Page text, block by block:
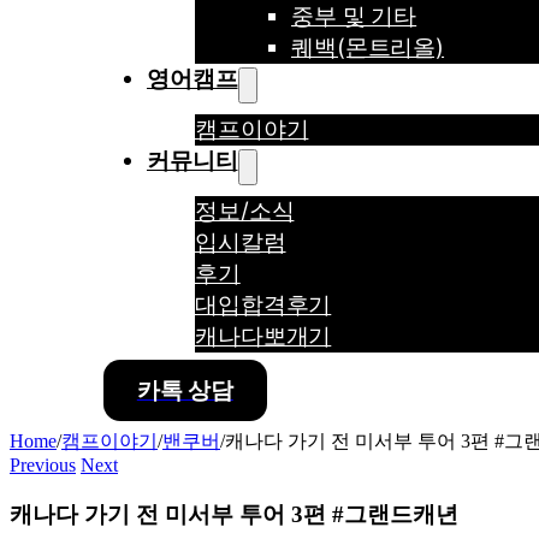
중부 및 기타
퀘백(몬트리올)
영어캠프
캠프이야기
커뮤니티
정보/소식
입시칼럼
후기
대입합격후기
캐나다뽀개기
카톡 상담
Home/캠프이야기 /밴쿠버/캐나다 가기 전 미서부 투어 3편 #그
Previous Next
캐나다 가기 전 미서부 투어 3편 #그랜드캐년